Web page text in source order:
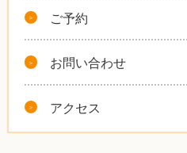
ご予約
お問い合わせ
アクセス